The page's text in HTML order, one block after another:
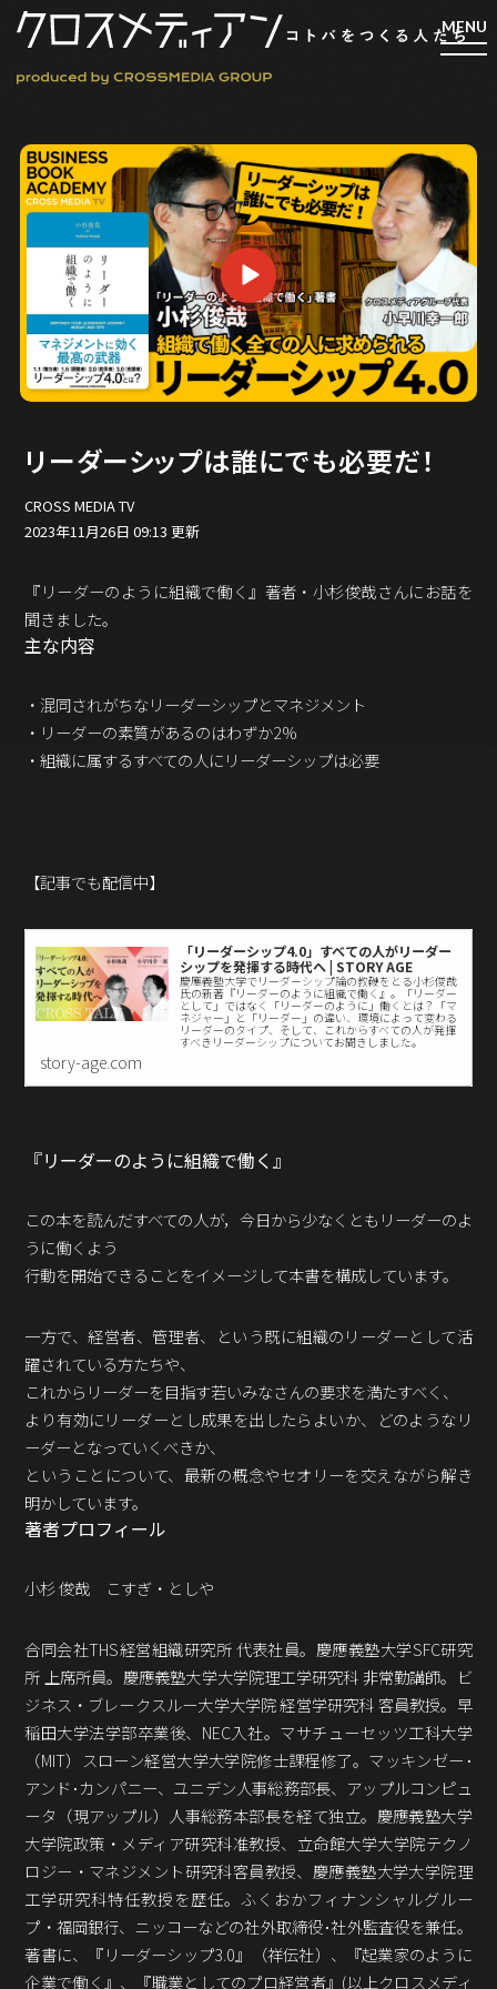
検索
マガジン
新刊ができるまで
EVENT
MY WORK
編集4.0
シンカケイコウホウ
バックオフィス
その他
動画
ビジネス・ブック・アカデミー
プロフェッショナル対談
ビジネスアスリートのための
コンディショニング
ラジオ
Podcast番組
Podcast番組
「小早川幸一郎の編集者で経営者」
Podcast番組
「東京広報大学」
クロスメディアンとは？
リーダーシップは誰にでも必要だ！
CROSS MEDIA TV
2023年11月26日 09:13 更新
『リーダーのように組織で働く』著者・小杉俊哉さんにお話を
聞きました。
主な内容
・混同されがちなリーダーシップとマネジメント
・リーダーの素質があるのはわずか2%
・組織に属するすべての人にリーダーシップは必要
【記事でも配信中】
「リーダーシップ4.0」すべての人がリーダー
シップを発揮する時代へ | STORY AGE
慶應義塾大学でリーダーシップ論の教鞭をとる小杉俊哉
氏の新著『リーダーのように組織で働く』。「リーダー
として」ではなく「リーダーのように」働くとは？「マ
ネジャー」と「リーダー」の違い、環境によって変わる
リーダーのタイプ、そして、これからすべての人が発揮
すべきリーダーシップについてお聞きしました。
story-age.com
『リーダーのように組織で働く』
この本を読んだすべての人が，今日から少なくともリーダーのよ
うに働くよう
行動を開始できることをイメージして本書を構成しています。
一方で、経営者、管理者、という既に組織のリーダーとして活
躍されている方たちや、
これからリーダーを目指す若いみなさんの要求を満たすべく、
より有効にリーダーとし成果を出したらよいか、どのようなリ
ーダーとなっていくべきか、
ということについて、最新の概念やセオリーを交えながら解き
明かしています。
著者プロフィール
小杉 俊哉 こすぎ・としや
合同会社THS経営組織研究所 代表社員。慶應義塾大学SFC研究
所 上席所員。慶應義塾大学大学院理工学研究科 非常勤講師。ビ
ジネス・ブレークスルー大学大学院 経営学研究科 客員教授。早
稲田大学法学部卒業後、NEC入社。マサチューセッツ工科大学
（MIT）スローン経営大学大学院修士課程修了。マッキンゼー･
アンド･カンパニー、ユニデン人事総務部長、アップルコンピュ
ータ（現アップル）人事総務本部長を経て独立。慶應義塾大学
大学院政策・メディア研究科准教授、立命館大学大学院テクノ
ロジー・マネジメント研究科客員教授、慶應義塾大学大学院理
工学研究科特任教授を歴任。ふくおかフィナンシャルグルー
プ・福岡銀行、ニッコーなどの社外取締役･社外監査役を兼任。
著書に、『リーダーシップ3.0』（祥伝社）、『起業家のように
企業で働く』、『職業としてのプロ経営者』(以上クロスメディ